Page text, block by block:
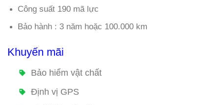
Công suất 190 mã lực
Bảo hành : 3 năm hoặc 100.000 km
Khuyến mãi
Bảo hiểm vật chất
Định vị GPS